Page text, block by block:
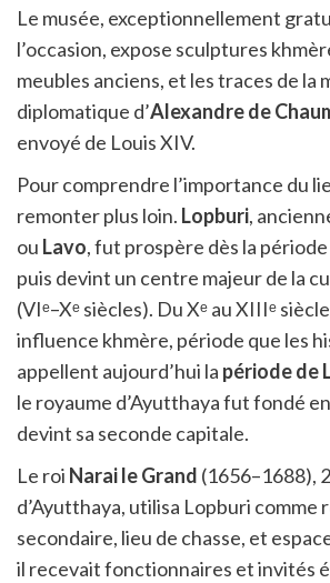
Le musée, exceptionnellement
l’occasion, expose sculptures
meubles anciens, et les traces de la
diplomatique d’Alexandre de
envoyé de Louis XIV.
Pour comprendre l’importance du
remonter plus loin. Lopburi,
ou Lavo, fut prospère dès la
puis devint un centre majeur de la
(VIᵉ–Xᵉ siècles). Du Xᵉ au XIIIᵉ
influence khmère, période que les
appellent aujourd’hui la période de
le royaume d’Ayutthaya fut fondé
devint sa seconde capitale.
Le roi Narai le Grand (1656–1688),
d’Ayutthaya, utilisa Lopburi comme
secondaire, lieu de chasse, et
il recevait fonctionnaires et invités